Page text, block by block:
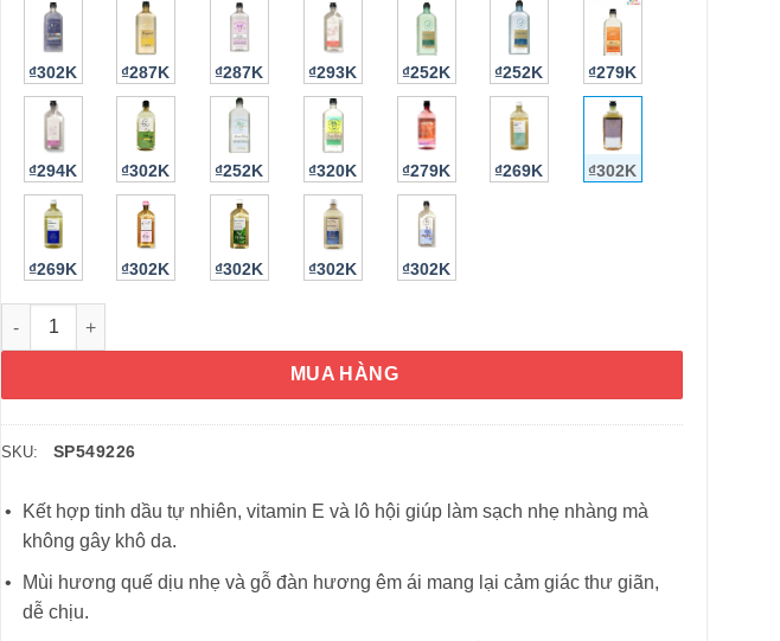
₫302K ₫287K ₫287K ₫293K ₫252K ₫252K ₫279K
₫294K ₫302K ₫252K ₫320K ₫279K ₫269K ₫302K
₫269K ₫302K ₫302K ₫302K ₫302K
Sữa tắm Bath & Body Works Aromatherapy Cozy Cinnamon & SandalWood 295ml số lượng
MUA HÀNG
SKU: SP549226
Kết hợp tinh dầu tự nhiên, vitamin E và lô hội giúp làm sạch nhẹ nhàng mà
không gây khô da.
Mùi hương quế dịu nhẹ và gỗ đàn hương êm ái mang lại cảm giác thư giãn,
dễ chịu.